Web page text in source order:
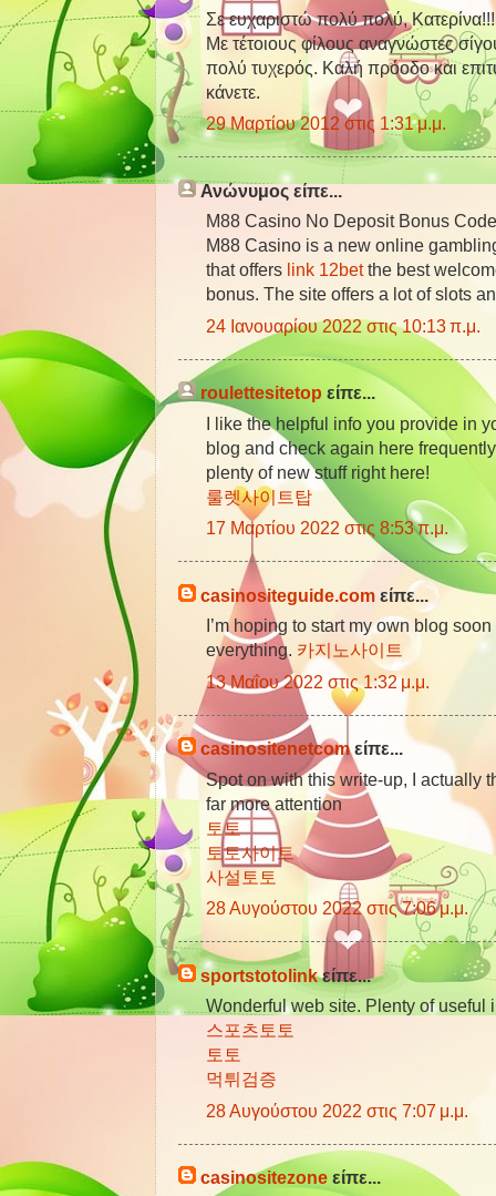
Σε ευχαριστώ πολύ πολύ, Κατερίνα!!!
Με τέτοιους φίλους αναγνώστες
πολύ τυχερός. Καλή πρόοδο και
κάνετε.
29 Μαρτίου 2012 στις 1:31 μ.μ.
Ανώνυμος είπε...
M88 Casino No Deposit Bonus
M88 Casino is a new online
that offers link 12betthe best
bonus. The site offers a lot of slots
24 Ιανουαρίου 2022 στις 10:13 π.μ.
roulettesitetop είπε...
I like the helpful info you provide in
blog and check again here
plenty of new stuff right here!
룰렛사이트탑
17 Μαρτίου 2022 στις 8:53 π.μ.
casinositeguide.com είπε...
I’m hoping to start my own blog
everything. 카지노사이트
13 Μαΐου 2022 στις 1:32 μ.μ.
casinositenetcomείπε...
Spot on with this write-up, I actually
far more attention
토토
토토사이트
사설토토
28 Αυγούστου 2022 στις 7:06 μ.μ.
sportstotolinkείπε...
Wonderful web site. Plenty of useful
스포츠토토
토토
먹튀검증
28 Αυγούστου 2022 στις 7:07 μ.μ.
casinositezone είπε...